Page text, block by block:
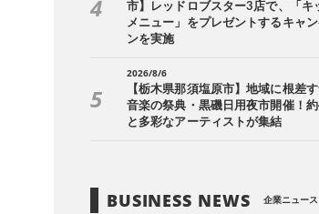
市】レッドロブスター3店で、「キ
メニュー」をプレゼントするキャ
ンを実施
2026/8/6
【栃木県那須塩原市】地域に根差す
音楽の祭典・黒磯日用夜市開催！
と多彩なアーティストが集結
BUSINESS NEWS 企業ニュース